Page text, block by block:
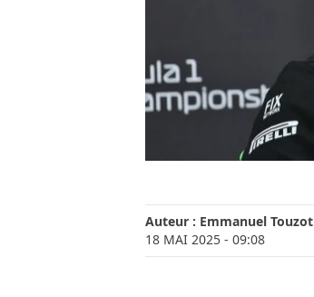
Auteur : Emmanuel Touzot
18 MAI 2025 - 09:08